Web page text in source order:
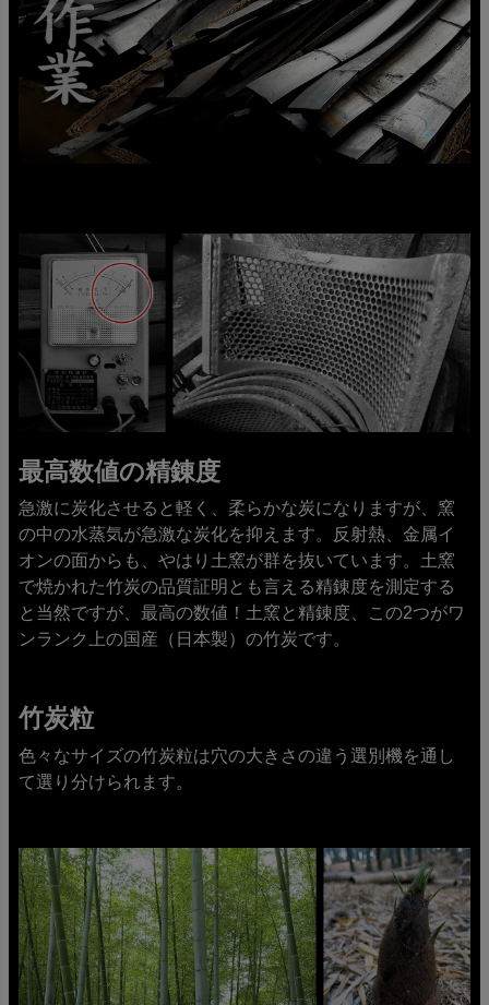
最高数値の精錬度
急激に炭化させると軽く、柔らかな炭になりますが、窯
の中の水蒸気が急激な炭化を抑えます。反射熱、金属イ
オンの面からも、やはり土窯が群を抜いています。土窯
で焼かれた竹炭の品質証明とも言える精錬度を測定する
と当然ですが、最高の数値！土窯と精錬度、この2つがワ
ンランク上の国産（日本製）の竹炭です。
竹炭粒
色々なサイズの竹炭粒は穴の大きさの違う選別機を通し
て選り分けられます。